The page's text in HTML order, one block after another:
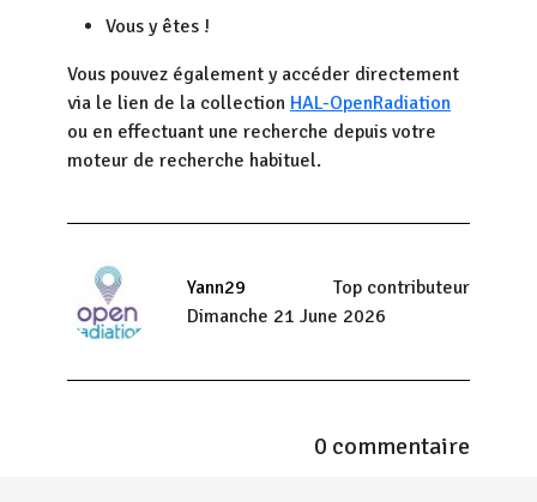
Vous y êtes !
Vous pouvez également y accéder directement
via le lien de la collection HAL-OpenRadiation
ou en effectuant une recherche depuis votre
moteur de recherche habituel.
Yann29
Top contributeur
Dimanche 21 June 2026
0 commentaire